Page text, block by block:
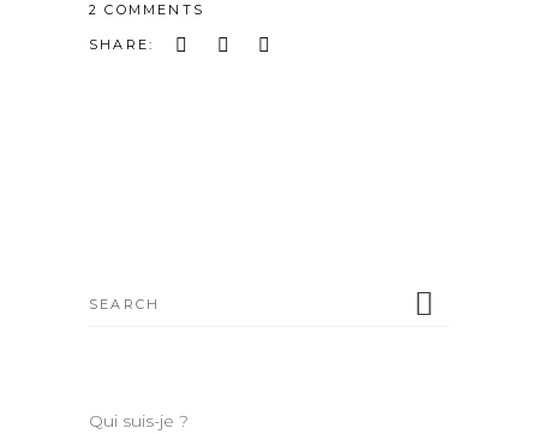
2 COMMENTS
SHARE:
Search
Qui suis-je ?